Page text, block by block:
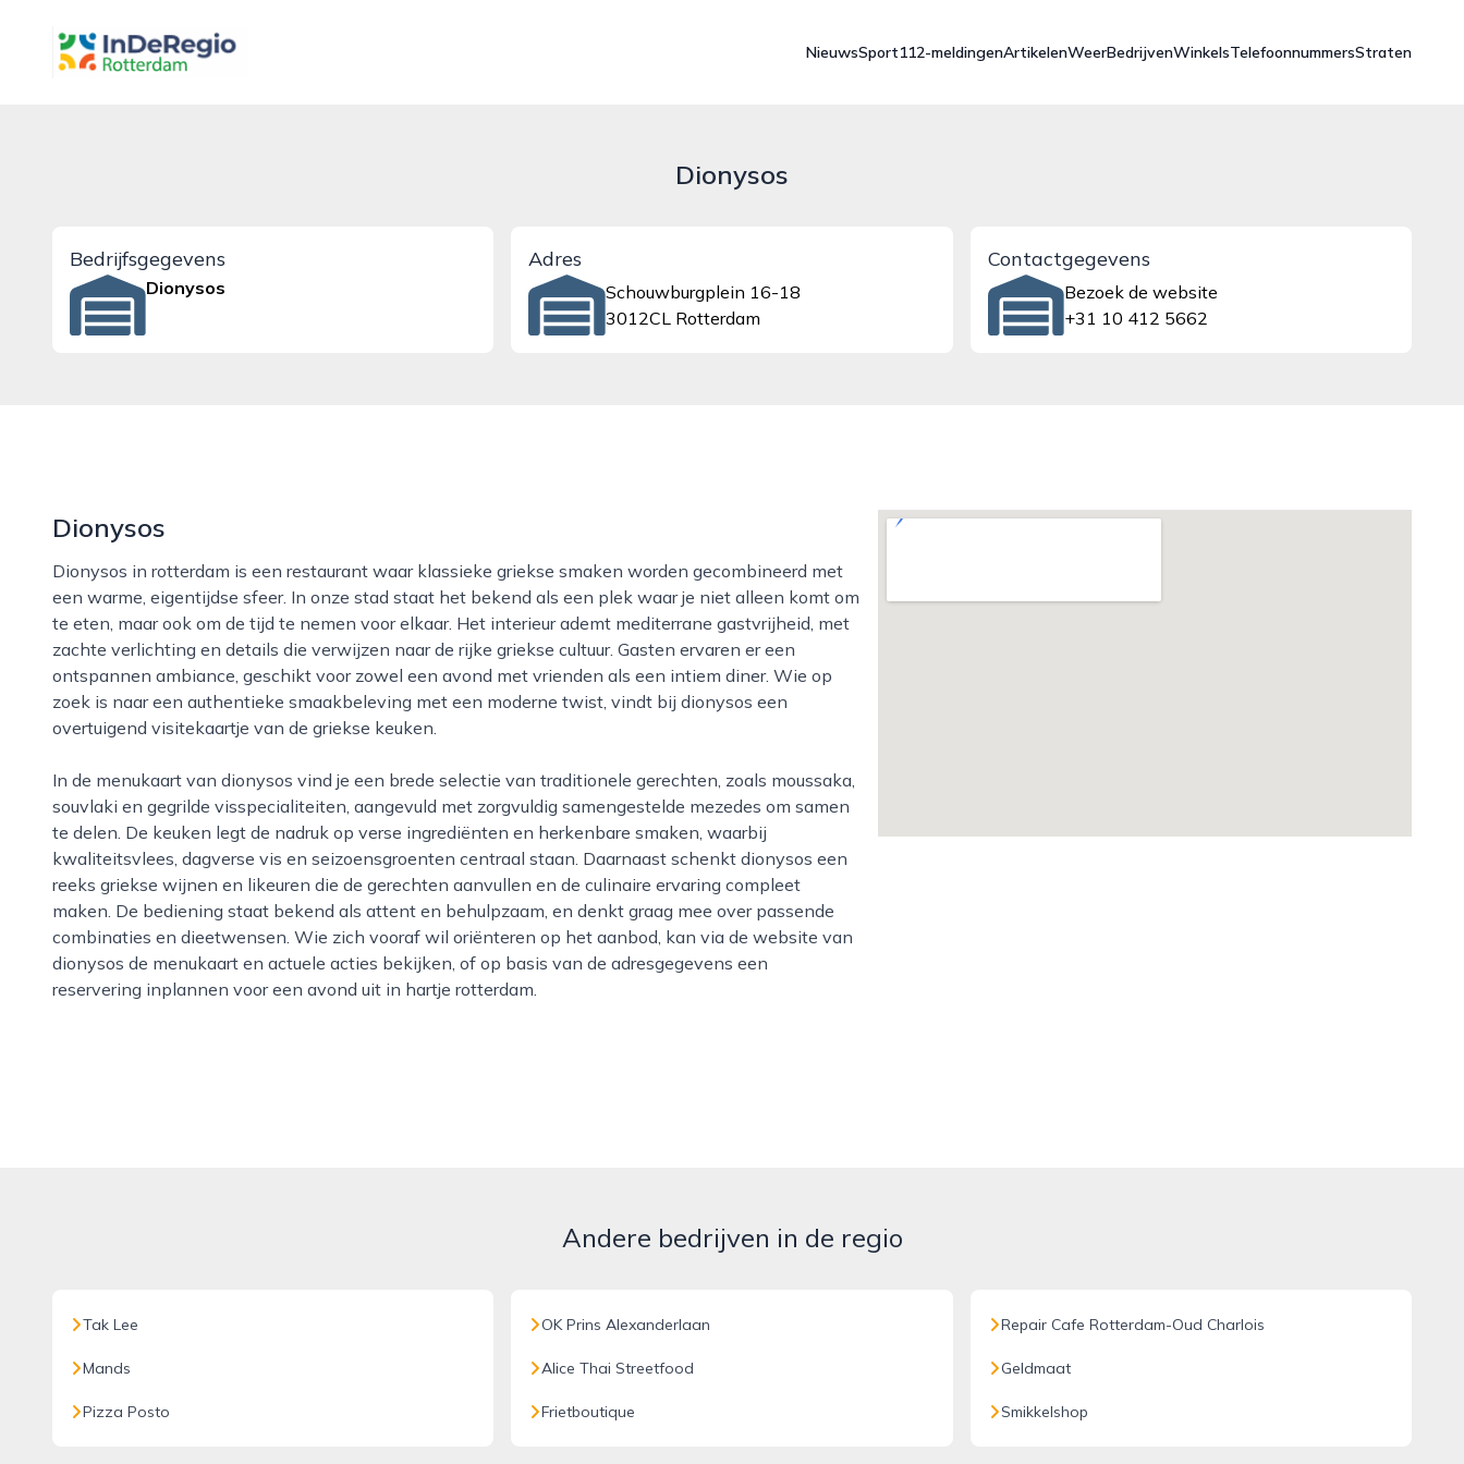
inderegiorotterdam.nl
NieuwsSport112-meldingenArtikelenWeerBedrijvenWinkelsTelefoonnummersStraten
Dionysos
Bedrijfsgegevens
Dionysos
Adres
Schouwburgplein 16-18
3012CL Rotterdam
Contactgegevens
Bezoek de website
+31 10 412 5662
Dionysos
Dionysos in rotterdam is een restaurant waar klassieke griekse smaken worden gecombineerd met
een warme, eigentijdse sfeer. In onze stad staat het bekend als een plek waar je niet alleen komt om
te eten, maar ook om de tijd te nemen voor elkaar. Het interieur ademt mediterrane gastvrijheid, met
zachte verlichting en details die verwijzen naar de rijke griekse cultuur. Gasten ervaren er een
ontspannen ambiance, geschikt voor zowel een avond met vrienden als een intiem diner. Wie op
zoek is naar een authentieke smaakbeleving met een moderne twist, vindt bij dionysos een
overtuigend visitekaartje van de griekse keuken.
In de menukaart van dionysos vind je een brede selectie van traditionele gerechten, zoals moussaka,
souvlaki en gegrilde visspecialiteiten, aangevuld met zorgvuldig samengestelde mezedes om samen
te delen. De keuken legt de nadruk op verse ingrediënten en herkenbare smaken, waarbij
kwaliteitsvlees, dagverse vis en seizoensgroenten centraal staan. Daarnaast schenkt dionysos een
reeks griekse wijnen en likeuren die de gerechten aanvullen en de culinaire ervaring compleet
maken. De bediening staat bekend als attent en behulpzaam, en denkt graag mee over passende
combinaties en dieetwensen. Wie zich vooraf wil oriënteren op het aanbod, kan via de website van
dionysos de menukaart en actuele acties bekijken, of op basis van de adresgegevens een
reservering inplannen voor een avond uit in hartje rotterdam.
Andere bedrijven in de regio
Tak Lee
Mands
Pizza Posto
OK Prins Alexanderlaan
Alice Thai Streetfood
Frietboutique
Repair Cafe Rotterdam-Oud Charlois
Geldmaat
Smikkelshop